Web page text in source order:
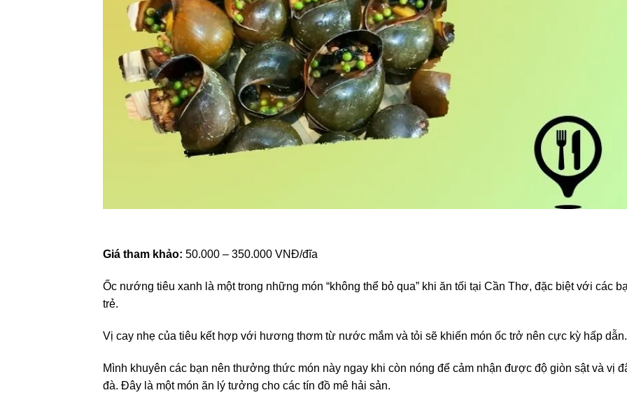
Giá tham khảo: 50.000 – 350.000 VNĐ/đĩa
Ốc nướng tiêu xanh là một trong những món “không thể bỏ qua” khi ăn tối tại Cần Thơ, đặc biệt với các
trẻ.
Vị cay nhẹ của tiêu kết hợp với hương thơm từ nước mắm và tỏi sẽ khiến món ốc trở nên cực kỳ hấp dẫn.
Mình khuyên các bạn nên thưởng thức món này ngay khi còn nóng để cảm nhận được độ giòn sật và vị
đà. Đây là một món ăn lý tưởng cho các tín đồ mê hải sản.